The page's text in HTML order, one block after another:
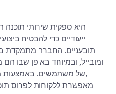
ייעודיים כדי להבטיח
תובעניים. החברה מתמקדת
ומובייל, ובמיוחד באופן שבו
של משתמשים. באמצעות